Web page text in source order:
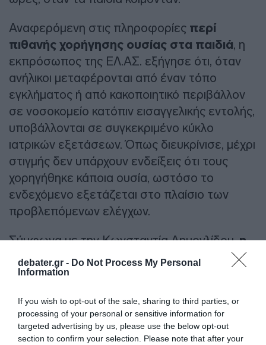
debater.gr - Do Not Process My Personal
Information
If you wish to opt-out of the sale, sharing to third parties, or
processing of your personal or sensitive information for
targeted advertising by us, please use the below opt-out
section to confirm your selection. Please note that after your
Αναφερόμενη στις πληροφορίες περί
πιθανής χορήγησης ουσίας στα παιδιά, η
εκπρόσωπος της ΕΛ.ΑΣ. εξήγησε ότι, όταν
ανήλικοι μεταφέρονται από έναν τόπο
εγκλήματος ή από κακοποιητικό περιβάλλον
σε νοσοκομείο κατόπιν εισαγγελικής εντολής,
υποβάλλονται σε συγκεκριμένο κύκλο
ιατρικών εξετάσεων. Όπως διευκρίνισε, μέχρι
στιγμής δεν υπάρχουν ενδείξεις ότι τους
χορηγήθηκε κάποια ουσία, ωστόσο το
ενδεχόμενο εξετάζεται στο πλαίσιο των
προβλεπόμενων ελέγχων.
Σύμφωνα με την Κωνσταντία Δημογλίδου,η
γυναίκα έφερε δεκάδες τραύματα από
μαχαίρι, καθώς και πολλά αμυντικά
ίδια, δείχνει ξεκάθαρα ότι δεν ήταν η
επιτιθέμενη αλλά η αμυνόμενη.